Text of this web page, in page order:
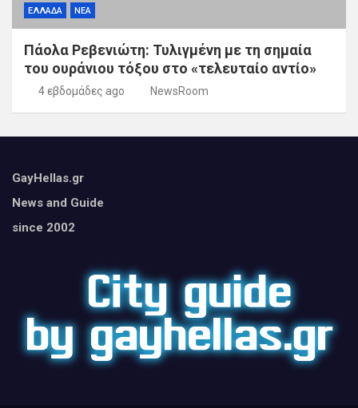
ΕΛΛΑΔΑ ΝΕΑ
Πάολα Ρεβενιώτη: Τυλιγμένη με τη σημαία
του ουράνιου τόξου στο «τελευταίο αντίο»
4 εβδομάδες ago NewsRoom
GayHellas.gr
News and Guide
since 2002